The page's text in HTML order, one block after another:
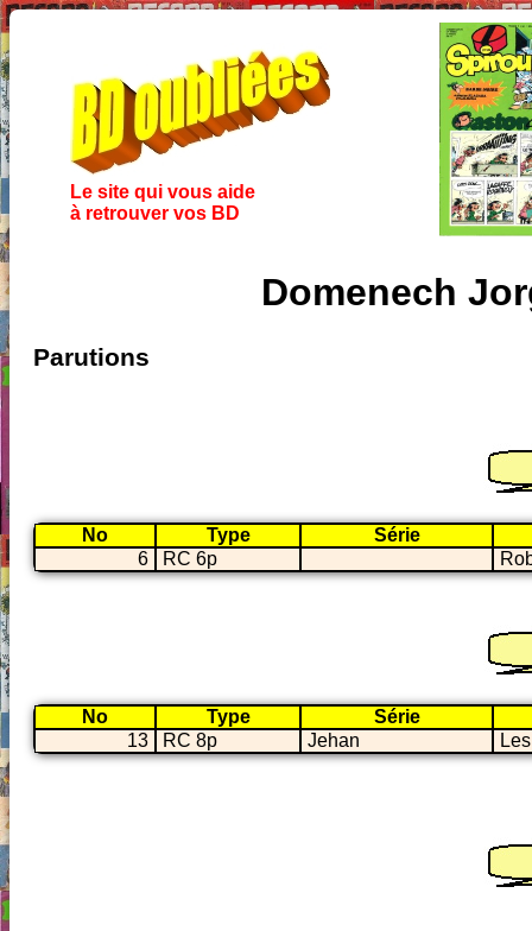
Le site qui vous aide
à retrouver vos BD
Domenech
Parutions
No Type
Série
6
RC 6p
No Type
Série
13
RC 8p Jehan